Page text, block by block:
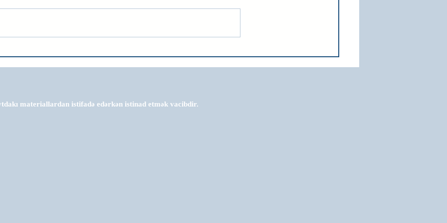
materiallardan istifadə edərkən istinad etmək vacibdir.